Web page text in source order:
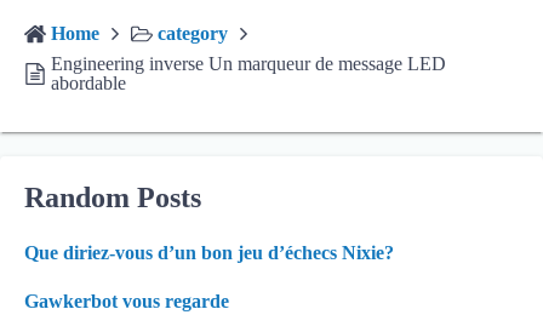
Home
category
Engineering inverse Un marqueur de message LED
abordable
Random Posts
Que diriez-vous d’un bon jeu d’échecs Nixie?
Gawkerbot vous regarde